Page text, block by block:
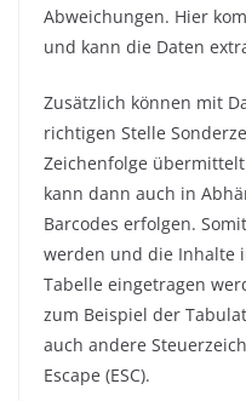
Abweichungen. Hier
und kann die Daten
Zusätzlich können mit
richtigen Stelle
Zeichenfolge
kann dann auch in
Barcodes erfolgen.
werden und die Inhalte
Tabelle eingetragen
zum Beispiel der
auch andere
Escape (ESC).